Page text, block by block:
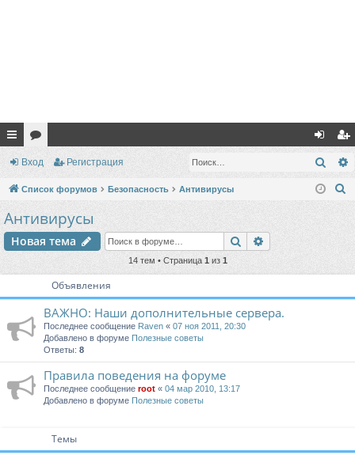
с
ы
и
ор хо
д
ег
ис
Вход Регистрация
Список форумов Безопасность Антивирусы
Антивирусы
Новая тема Поиск
14 тем • Страница 1 из 1
Объявления
ВАЖНО: Наши дополнительные сервера.
Последнее сообщение Raven « 07 ноя 2011, 20:30
Добавлено в форуме Полезные советы
Ответы: 8
Правила поведения на форуме
Последнее сообщение root « 04 мар 2010, 13:17
Добавлено в форуме Полезные советы
Темы